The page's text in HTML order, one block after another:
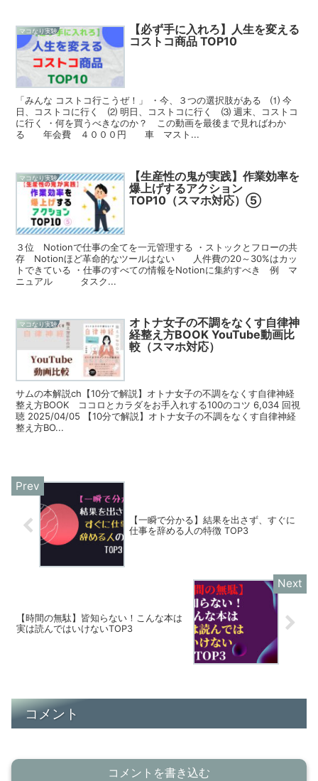
マコなり実験
【必ず手に入れろ】人生を変える
コストコ商品 TOP10
「みんな コストコ行こうぜ！」 ・今、３つの選択肢がある ⑴ 今
日、コストコに行く ⑵ 明日、コストコに行く ⑶ 週末、コストコ
に行く ・何を買うべきなのか？ この動画を最後まで見ればわか
る 年会費 ４０００円 車 マスト...
マコなり実験
【生産性の鬼が実践】作業効率を
爆上げするアクション
TOP10（スマホ対応）⑤
３位 Notionで仕事の全てを一元管理する ・ストックとフローの共
存 Notionほど革命的なツールはない 人件費の20～30%はカッ
トできている ・仕事のすべての情報をNotionに集約すべき 例 マ
ニュアル タスク...
マコなり実験
オトナ女子の不調をなくす自律神
経整え方BOOK YouTube動画比
較（スマホ対応）
サムの本解説ch【10分で解説】オトナ女子の不調をなくす自律神経
整え方BOOK ココロとカラダをお手入れする100のコツ 6,034 回視
聴 2025/04/05 【10分で解説】オトナ女子の不調をなくす自律神経
整え方BO...
【一瞬で分かる】結果を出さず、すぐに
仕事を辞める人の特徴 TOP3
【時間の無駄】皆知らない！こんな本は
実は読んではいけないTOP3
コメント
コメントを書き込む